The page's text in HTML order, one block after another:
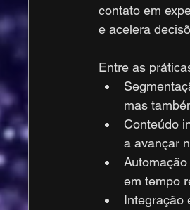
contato em
e acelera
Entre as
mas
Conteúdo
a avançar
em tempo
Integração